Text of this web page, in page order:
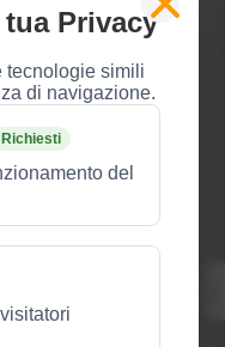
Privacy
tecnologie simili
di navigazione.
Richiesti
del